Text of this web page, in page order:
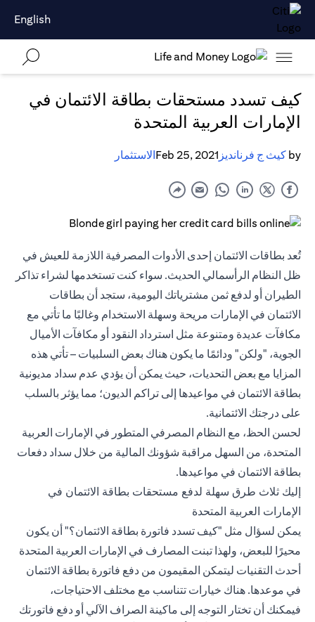
English
كيف تسدد مستحقات بطاقة الائتمان في
الإمارات العربية المتحدة
by كيث ج فرنانديز Feb 25, 2021الاستثمار
تُعد بطاقات الائتمان إحدى الأدوات المصرفية اللازمة للعيش في
ظل النظام الرأسمالي الحديث. سواء كنت تستخدمها لشراء تذاكر
الطيران أو لدفع ثمن مشترياتك اليومية، ستجد أن بطاقات
الائتمان في الإمارات مريحة وسهلة الاستخدام وغالبًا ما تأتي مع
مكافآت عديدة ومتنوعة مثل استرداد النقود أو مكافآت الأميال
الجوية، "ولكن" ودائمًا ما يكون هناك بعض السلبيات – تأتي هذه
المزايا مع بعض التحديات، حيث يمكن أن يؤدي عدم سداد مديونية
بطاقة الائتمان في مواعيدها إلى تراكم الديون؛ مما يؤثر بالسلب
على درجتك الائتمانية.
لحسن الحظ، مع النظام المصرفي المتطور في الإمارات العربية
المتحدة، من السهل مراقبة شؤونك المالية من خلال سداد دفعات
بطاقة الائتمان في مواعيدها.
إليك ثلاث طرق سهلة لدفع مستحقات بطاقة الائتمان في
الإمارات العربية المتحدة
يمكن لسؤال مثل "كيف تسدد فاتورة بطاقة الائتمان؟" أن يكون
محيرًا للبعض، ولهذا تبنت المصارف في الإمارات العربية المتحدة
أحدث التقنيات ليتمكن المقيمون من دفع فاتورة بطاقة الائتمان
في موعدها. هناك خيارات تتناسب مع مختلف الاحتياجات،
فيمكنك أن تختار التوجه إلى ماكينة الصراف الآلي أو دفع فاتورتك